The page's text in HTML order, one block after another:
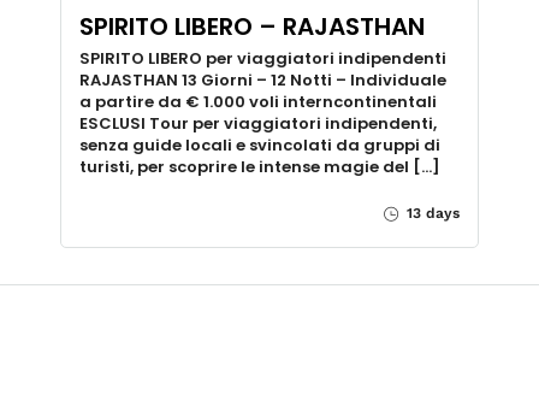
SPIRITO LIBERO – RAJASTHAN
SPIRITO LIBERO per viaggiatori indipendenti
RAJASTHAN 13 Giorni – 12 Notti – Individuale
a partire da € 1.000 voli interncontinentali
ESCLUSI Tour per viaggiatori indipendenti,
senza guide locali e svincolati da gruppi di
turisti, per scoprire le intense magie del […]
13 days